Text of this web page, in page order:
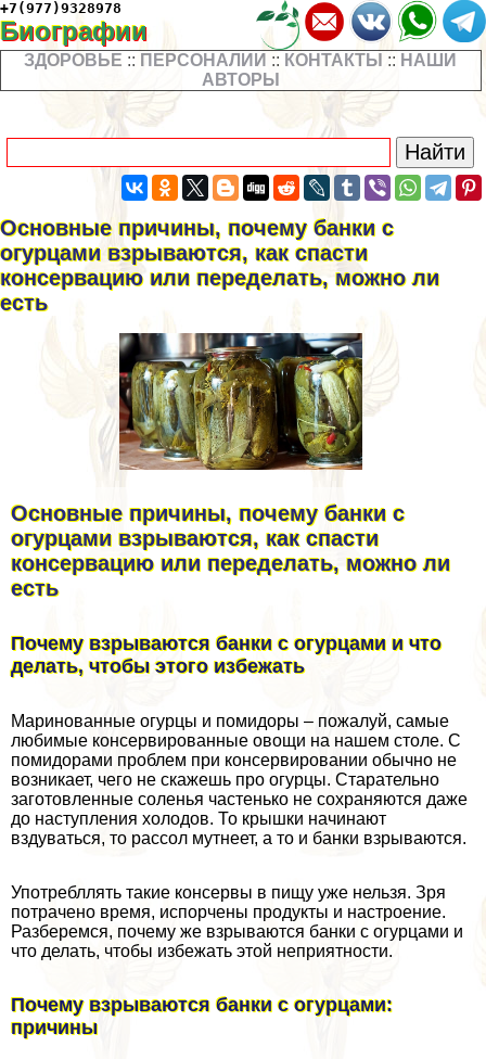
+7(977)9328978
Биографии
ЗДОРОВЬЕ :: ПЕРСОНАЛИИ :: КОНТАКТЫ :: НАШИ
АВТОРЫ
Основные причины, почему банки с
огурцами взрываются, как спасти
консервацию или переделать, можно ли
есть
Основные причины, почему банки с
огурцами взрываются, как спасти
консервацию или переделать, можно ли
есть
Почему взрываются банки с огурцами и что
делать, чтобы этого избежать
Маринованные огурцы и помидоры – пожалуй, самые
любимые консервированные овощи на нашем столе. С
помидорами проблем при консервировании обычно не
возникает, чего не скажешь про огурцы. Старательно
заготовленные соленья частенько не сохраняются даже
до наступления холодов. То крышки начинают
вздуваться, то рассол мутнеет, а то и банки взрываются.
Употрeбллять такие консервы в пищу уже нельзя. Зря
потрачено время, испорчены продукты и настроение.
Разберемся, почему же взрываются банки с огурцами и
что делать, чтобы избежать этой неприятности.
Почему взрываются банки с огурцами:
причины